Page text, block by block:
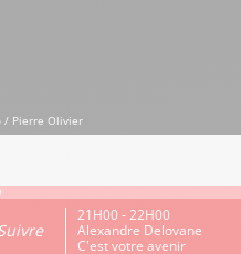
/ Pierre Olivier
21H00 - 22H00
Alexandre Delovane
C'est votre avenir